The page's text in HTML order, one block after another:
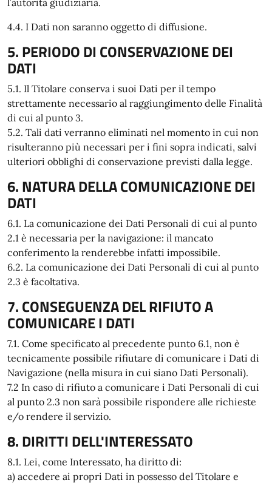
l’autorità giudiziaria.
4.4. I Dati non saranno oggetto di diffusione.
5. PERIODO DI CONSERVAZIONE DEI
DATI
5.1. Il Titolare conserva i suoi Dati per il tempo
strettamente necessario al raggiungimento delle Finalità
di cui al punto 3.
5.2. Tali dati verranno eliminati nel momento in cui non
risulteranno più necessari per i fini sopra indicati, salvi
ulteriori obblighi di conservazione previsti dalla legge.
6. NATURA DELLA COMUNICAZIONE DEI
DATI
6.1. La comunicazione dei Dati Personali di cui al punto
2.1 è necessaria per la navigazione: il mancato
conferimento la renderebbe infatti impossibile.
6.2. La comunicazione dei Dati Personali di cui al punto
2.3 è facoltativa.
7. CONSEGUENZA DEL RIFIUTO A
COMUNICARE I DATI
7.1. Come specificato al precedente punto 6.1, non è
tecnicamente possibile rifiutare di comunicare i Dati di
Navigazione (nella misura in cui siano Dati Personali).
7.2 In caso di rifiuto a comunicare i Dati Personali di cui
al punto 2.3 non sarà possibile rispondere alle richieste
e/o rendere il servizio.
8. DIRITTI DELL'INTERESSATO
8.1. Lei, come Interessato, ha diritto di:
a) accedere ai propri Dati in possesso del Titolare e